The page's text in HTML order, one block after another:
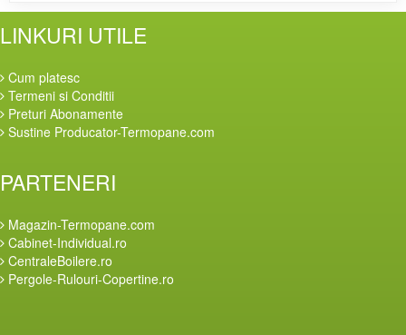
LINKURI UTILE
Cum platesc
Termeni si Conditii
Preturi Abonamente
Sustine Producator-Termopane.com
PARTENERI
Magazin-Termopane.com
Cabinet-Individual.ro
CentraleBoilere.ro
Pergole-Rulouri-Copertine.ro